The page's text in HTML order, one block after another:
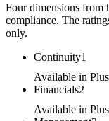
Four dimensions from
compliance. The
only.
Continuity1
Available in
Financials2
Available in